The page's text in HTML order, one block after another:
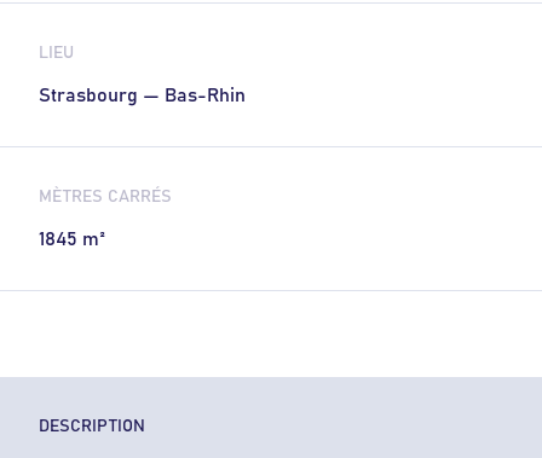
LIEU
Strasbourg — Bas-Rhin
MÈTRES CARRÉS
1845 m²
DESCRIPTION